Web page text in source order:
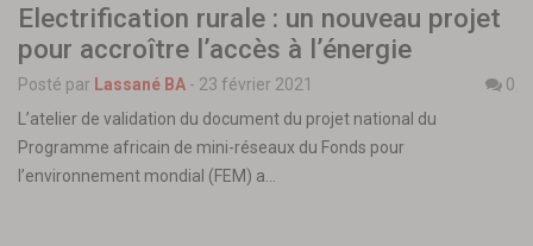
Electrification rurale : un nouveau projet
pour accroître l’accès à l’énergie
Posté par Lassané BA - 23 février 2021
0
L’atelier de validation du document du projet national du
Programme africain de mini-réseaux du Fonds pour
l’environnement mondial (FEM) a…